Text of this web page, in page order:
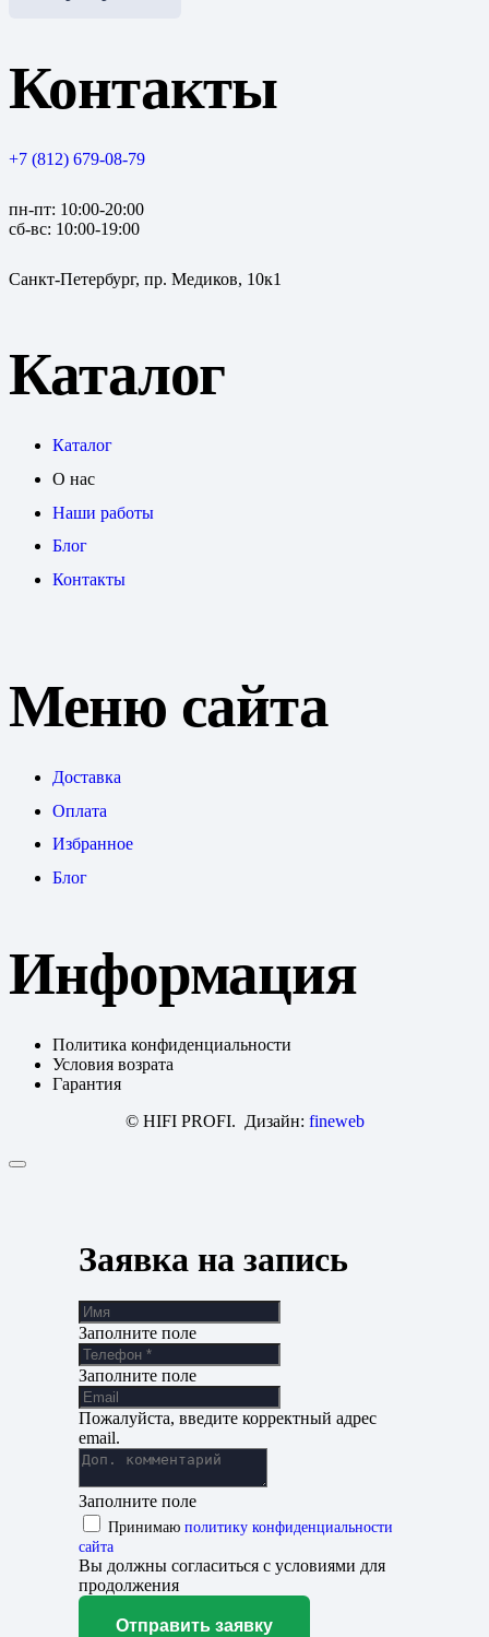
Контакты
+7 (812) 679-08-79
пн-пт: 10:00-20:00
сб-вс: 10:00-19:00
Санкт-Петербург, пр. Медиков, 10к1
Каталог
Каталог
О нас
Наши работы
Блог
Контакты
Меню сайта
Доставка
Оплата
Избранное
Блог
Информация
Политика конфиденциальности
Условия возрата
Гарантия
© HIFI PROFI. Дизайн: fineweb
Заявка на запись
Заполните поле
Заполните поле
Пожалуйста, введите корректный адрес
email.
Заполните поле
Принимаю политику конфиденциальности
сайта
Вы должны согласиться с условиями для
продолжения
Отправить заявку